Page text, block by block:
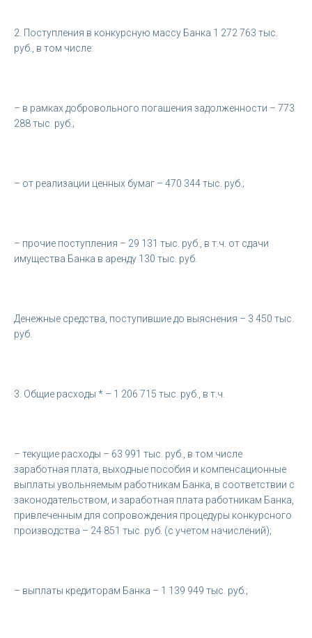
2. Поступления в конкурсную массу Банка 1 272 763 тыс.
руб., в том числе:
– в рамках добровольного погашения задолженности – 773
288 тыс. руб.;
– от реализации ценных бумаг – 470 344 тыс. руб.;
– прочие поступления – 29 131 тыс. руб., в т.ч. от сдачи
имущества Банка в аренду 130 тыс. руб.
Денежные средства, поступившие до выяснения – 3 450 тыс.
руб.
3. Общие расходы * – 1 206 715 тыс. руб., в т.ч.
– текущие расходы – 63 991 тыс. руб., в том числе
заработная плата, выходные пособия и компенсационные
выплаты увольняемым работникам Банка, в соответствии с
законодательством, и заработная плата работникам Банка,
привлеченным для сопровождения процедуры конкурсного
производства – 24 851 тыс. руб. (с учетом начислений);
– выплаты кредиторам Банка – 1 139 949 тыс. руб.;